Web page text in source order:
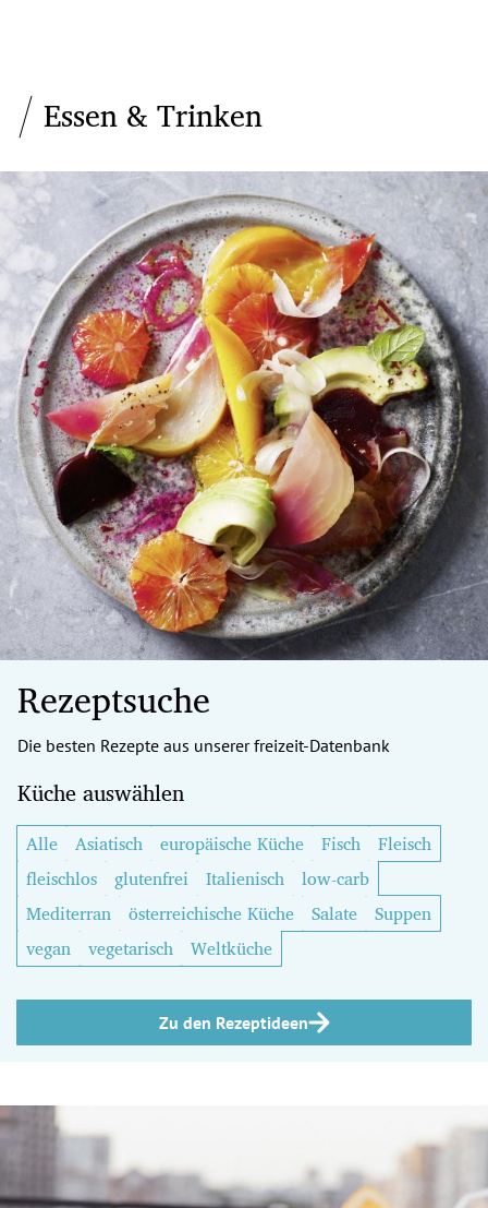
Essen & Trinken
Rezeptsuche
Die besten Rezepte aus unserer freizeit-Datenbank
Küche auswählen
Alle Asiatisch europäische Küche Fisch
Fleisch
fleischlos
glutenfrei Italienisch
low-carb
Mediterran
österreichische Küche Salate
Suppen
vegan
vegetarisch Weltküche
Zu den Rezeptideen